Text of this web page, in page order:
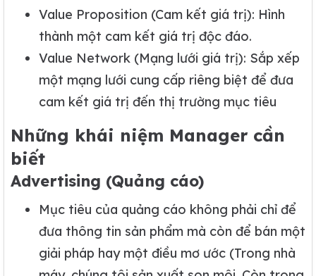
Value Proposition (Cam kết giá trị): Hình
thành một cam kết giá trị độc đáo.
Value Network (Mạng lưới giá trị): Sắp xếp
một mạng lưới cung cấp riêng biệt để đưa
cam kết giá trị đến thị trường mục tiêu
Những khái niệm Manager cần
biết
Advertising (Quảng cáo)
Mục tiêu của quảng cáo không phải chỉ để
đưa thông tin sản phẩm mà còn để bán một
giải pháp hay một điều mơ ước (Trong nhà